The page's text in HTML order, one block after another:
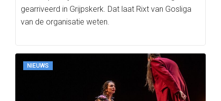
gearriveerd in Grijpskerk. Dat laat Rixt van Gosliga
van de organisatie weten.
NIEUWS